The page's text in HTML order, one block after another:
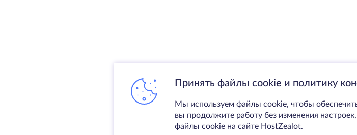
Принять файлы cookie и политику
Мы используем файлы cookie, чтобы
вы продолжите работу без изменения
файлы cookie на сайте HostZealot.